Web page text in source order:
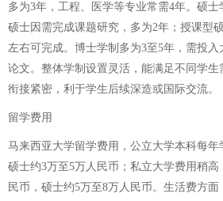
多为3年，工程、医学等专业常需4年。硕
硕士因需完成课题研究，多为2年；授课型
左右可完成。博士学制多为3至5年，需投
论文。整体学制设置灵活，能满足不同学生
衔接紧密，利于学生后续深造或国际交流。
留学费用
马来西亚大学留学费用，公立大学本科每年
硕士约3万至5万人民币；私立大学费用稍高
民币，硕士约5万至8万人民币。生活费方面